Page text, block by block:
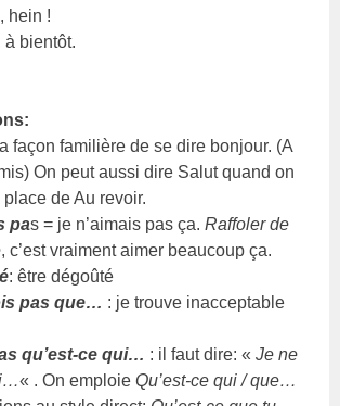
hein !
à bientôt.
façon familière de se dire bonjour. (A
On peut aussi dire Salut quand on
de Au revoir.
pas = je n’aimais pas ça.Raffoler de
, c’est vraiment aimer beaucoup ça.
: être dégoûté
pas que… : je trouve inacceptable
qu’est-ce qui… : il faut dire: «Je ne
« . On emploieQu’est-ce qui / que…